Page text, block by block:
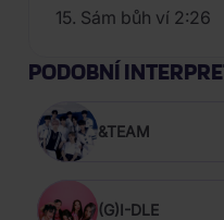
15. Sám bůh ví 2:26
PODOBNÍ
&TEAM
(G)I-DLE